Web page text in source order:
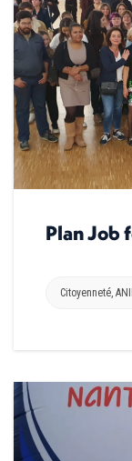
Plan Job
Citoyenneté